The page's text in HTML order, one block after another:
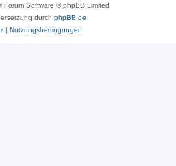
Forum Software © phpBB Limited
durch phpBB.de
| Nutzungsbedingungen